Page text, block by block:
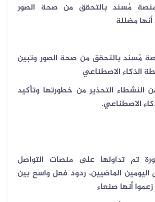
مُسند بالتحقق من صحة الصور
أنها مضللة
مُسند بالتحقق من صحة الصور وتبين
الذكاء الاصطناعي
التحذير من خطورتها وتأكيد
الاصطناعي.
تم تداولها على منصات التواصل
اليومين الماضيين، ردود فعل واسع بين
أنها صنعاء